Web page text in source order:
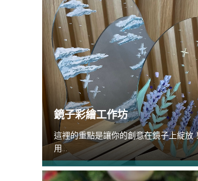
鏡子彩繪工作坊
這裡的重點是讓你的創意在鏡子上綻放
用...